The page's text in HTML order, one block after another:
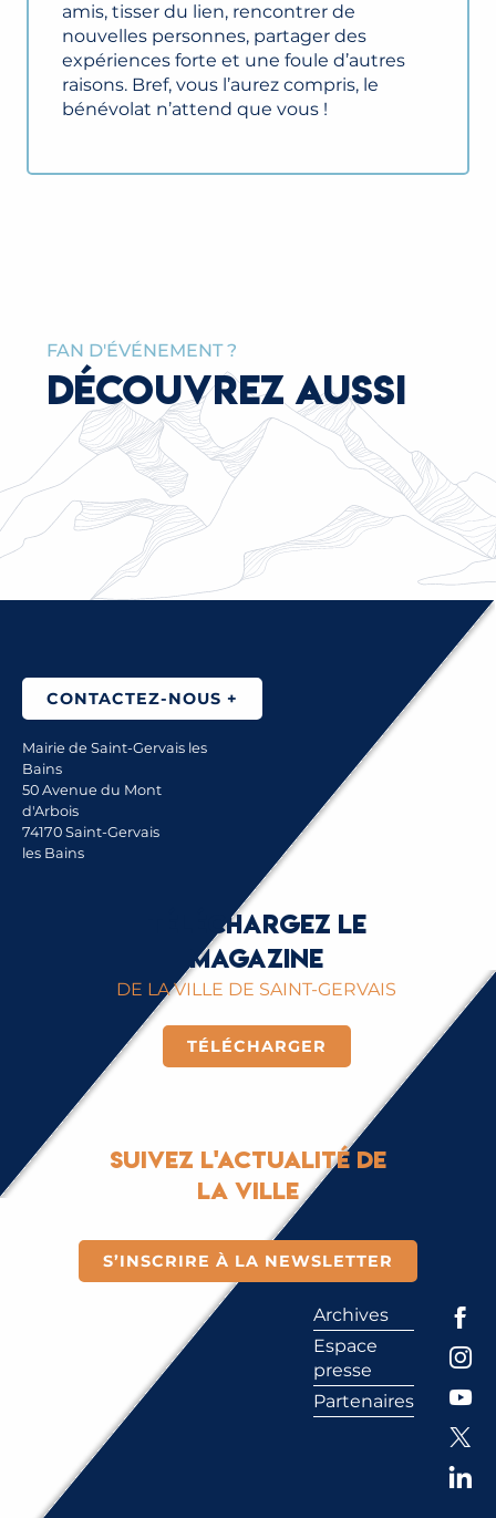
amis, tisser du lien, rencontrer de
nouvelles personnes, partager des
expériences forte et une foule d’autres
raisons. Bref, vous l’aurez compris, le
bénévolat n’attend que vous !
FAN D'ÉVÉNEMENT ?
DÉCOUVREZ AUSSI
LES ÉVÉNEMENTS & ANIMATIONS
CONTACTEZ-NOUS +
Mairie de Saint-Gervais les
Bains
50 Avenue du Mont
d'Arbois
74170 Saint-Gervais
les Bains
Téléchargez le
magazine
DE LA VILLE DE SAINT-GERVAIS
TÉLÉCHARGER
Suivez l'actualité de
la ville
S’INSCRIRE À LA NEWSLETTER
Archives
Espace
presse
Partenaires